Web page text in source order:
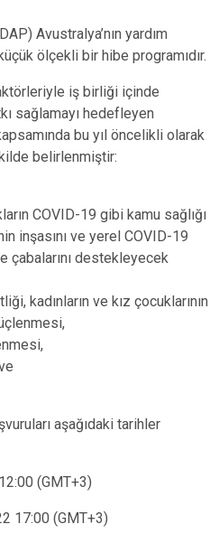
Avustralya’nın yardım
ölçekli bir hibe programıdır.
iş birliği içinde
sağlamayı hedefleyen
bu yıl öncelikli olarak
belirlenmiştir:
COVID-19 gibi kamu sağlığı
inşasını ve yerel COVID-19
çabalarını destekleyecek
kadınların ve kız çocuklarının
aşağıdaki tarihler
(GMT+3)
17:00 (GMT+3)